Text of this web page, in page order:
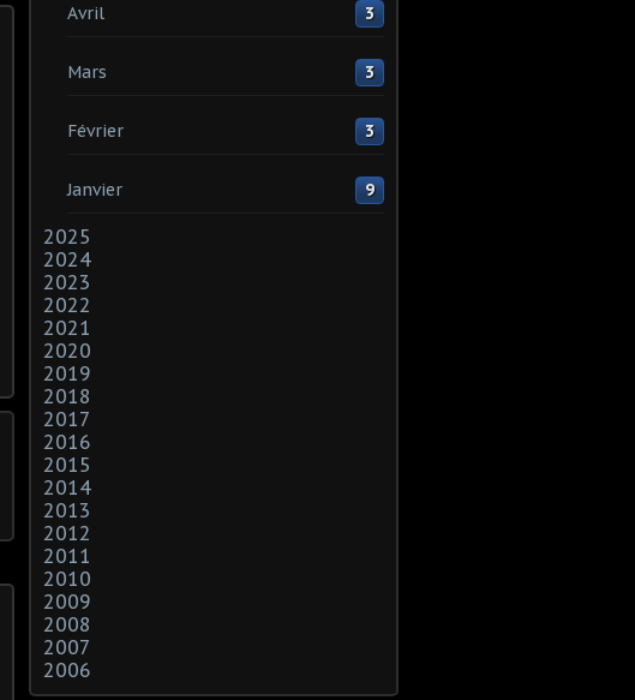
Avril 3
Mars 3
Février 3
Janvier 9
2025
2024
2023
2022
2021
2020
2019
2018
2017
2016
2015
2014
2013
2012
2011
2010
2009
2008
2007
2006